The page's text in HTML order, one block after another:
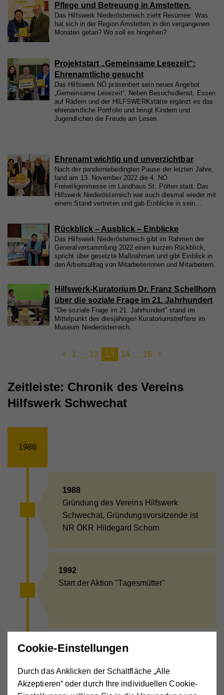
Pflege und Betreuung in Amstetten.
Das Hilfswerk Niederösterreich zieht Resümee: Was
hat sich in der Region Amstetten in den vergangenen
Monaten getan? Wo soll es hingehen?
Projektstart „Gemeinsame Lesezeit“:
Ehrenamtliche gesucht
Das Hilfswerk NÖ präsentiert sein neues Angebot
„Gemeinsame Lesezeit“. Neben Besuchsdienst, Essen
auf Rädern und der HILFSWERKstätte ergänzt es das
ehrenamtliche Portfolio und bringt Kindern und
Jugendlichen die Freude am Lesen.
Ehrenamt wichtig und unverzichtbar
Nach der pandemiebedingten Pause der letzten Jahre,
fand am 13. November 2022 die 4. NÖ
Freiwilligenmesse im Landhaus St. Pölten statt. Das
Hilfswerk Niederösterreich war auch diesmal wieder mit
einem Stand vertreten und gab Einblicke in sein…
Rückblick – Ausblick – Einblicke
Das Hilfswerk Niederösterreich gibt im Rahmen der
Generalversammlung 2022 einen kurzen Rückblick,
spricht über gesetzte Maßnahmen und gibt Einblick in
den Arbeitsalltag von Mitarbeiterinnen und Mitarbeitern.
Hilfswerk-Kuratorium Dr. Franz Schellhorn
über die soziale Frage im 21. Jahrhundert
"Die soziale Frage im 21. Jahrhundert" stand im
Mittelpunkt des diesjährigen Kuratoriumstreffens im
Museum Niederösterreich.
1 ... 12 13 14 ... 16
Zeitleiste: Chronik des Vereins
Hilfswerk Schwechat
1988
1988
Gründung des Vereins Hilfswerk
Schwechat, Gründungsvorsitzende ist
NR ÖKR Hildegard Schorn
1992
Start der Aktion "Tagesmütter"
1995
Cookie-Einstellungen
Durch das Anklicken der Schaltfläche „Alle
Akzeptieren“ oder durch Ihre individuellen Cookie-